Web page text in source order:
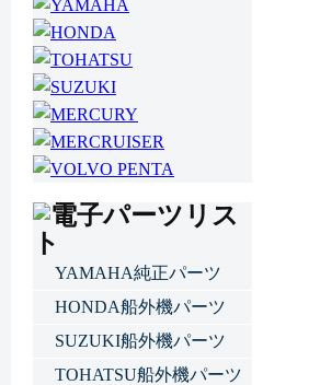
YAMAHA純正パーツ
HONDA船外機パーツ
SUZUKI船外機パーツ
TOHATSU船外機パーツ